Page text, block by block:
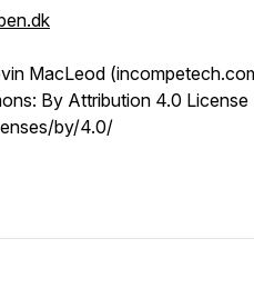
MacLeod
By Attribution 4.0 License
by/4.0/